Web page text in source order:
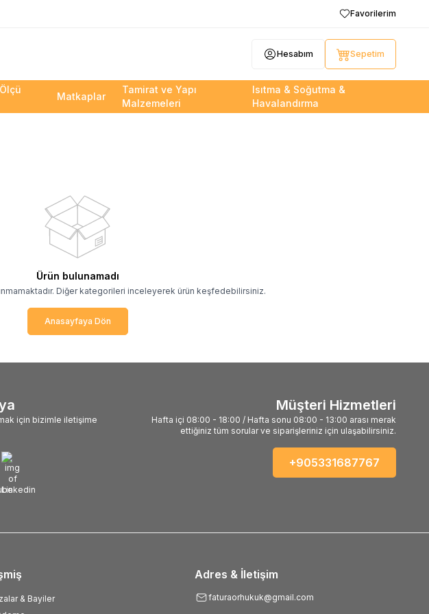
Favorilerim
Hesabım Sepetim
Matkaplar
Tamirat ve Yapı
Malzemeleri
Isıtma & Soğutma &
Havalandırma
Ürün bulunamadı
Diğer kategorileri inceleyerek ürün keşfedebilirsiniz.
Anasayfaya Dön
için bizimle iletişime
Müşteri Hizmetleri
Hafta içi 08:00 - 18:00 / Hafta sonu 08:00 - 13:00 arası merak
ettiğiniz tüm sorular ve siparişleriniz için ulaşabilirsiniz.
+905331687767
Adres & İletişim
faturaorhukuk@gmail.com
& Bayiler